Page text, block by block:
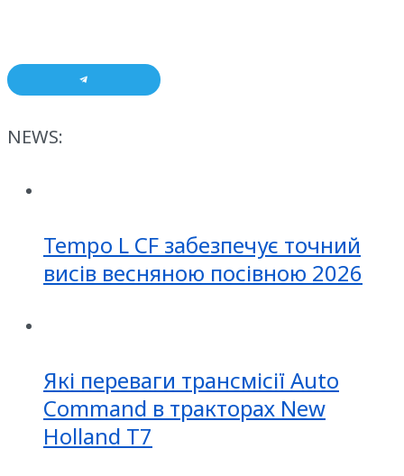
NEWS:
Tempo L CF забезпечує точний
висів весняною посівною 2026
Які переваги трансмісії Auto
Command в тракторах New
Holland T7